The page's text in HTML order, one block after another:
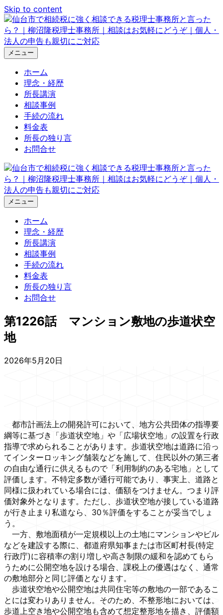
Skip to content
メニュー
ホーム
理念・経歴
所長講演
相談事例
手続の流れ
料金表
所長の独り言
お問合せ
メニュー
ホーム
理念・経歴
所長講演
相談事例
手続の流れ
料金表
所長の独り言
お問合せ
第1226話 マンション敷地の歩道状空
地
2026年5月20日
都市計画法上の開発許可において、地方公共団体の指導要
綱等に基づき「歩道状空地」や「広場状空地」の設置を行政
指導で求められることがあります。歩道状空地は道路に沿っ
てインターロッキング舗装などを施して、住民以外の第三者
の自由な通行に供えるもので「利用制約のある宅地」として
評価します。不特定多数が通行可能であり、事実上、道路と
同様に扱われている場合には、価額をつけません。つまり評
価対象外となります。ただし、歩道状空地が接している道路
が行き止まり私道なら、30％評価をすることが妥当でしょ
う。
一方、敷地面積が一定規模以上の土地にマンションやビル
などを建設する際に、都道府県知事または市区町村長(特定
行政庁)に容積率の割り増しや高さ制限の緩和を認めてもら
うために公開空地を設ける場合、課税上の優遇はなく、通常
の敷地部分と同じ評価となります。
歩道状空地や公開空地は共同住宅等の敷地の一部であるこ
とには変わりありません。そのため、不整形地においては、
歩道上空き地や公開空地も含めて想定整形地を描き、評価額